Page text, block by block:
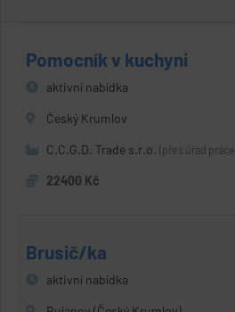
Pomocník v kuchyni
aktivní nabídka
Český Krumlov
C.C.G.D. Trade s.r.o. (přes úřad práce)
22400 Kč
Brusič/ka
aktivní nabídka